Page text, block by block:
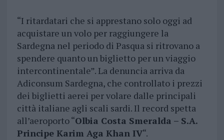
“I ritardatari che si apprestano solo oggi ad
acquistare un volo per raggiungere la
Sardegna nel periodo di Pasqua si ritrovano a
spendere quanto un biglietto per un viaggio
intercontinentale”. La denuncia arriva da
Adiconsum Sardegna, che controllato i prezzi
dei biglietti aerei per volare dalle principali
città italiane agli scali sardi. Il record spetta
all’aeroporto “Olbia Costa Smeralda – S.A.
Principe Karim Aga Khan IV“.